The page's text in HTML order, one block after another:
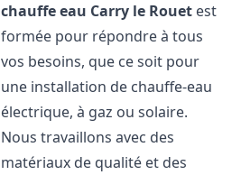
chauffe eau Carry le Rouet est
formée pour répondre à tous
vos besoins, que ce soit pour
une installation de chauffe-eau
électrique, à gaz ou solaire.
Nous travaillons avec des
matériaux de qualité et des